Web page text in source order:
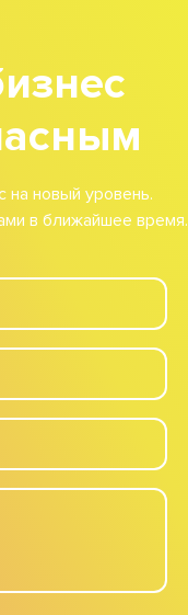
на новый уровень.
в ближайшее время.